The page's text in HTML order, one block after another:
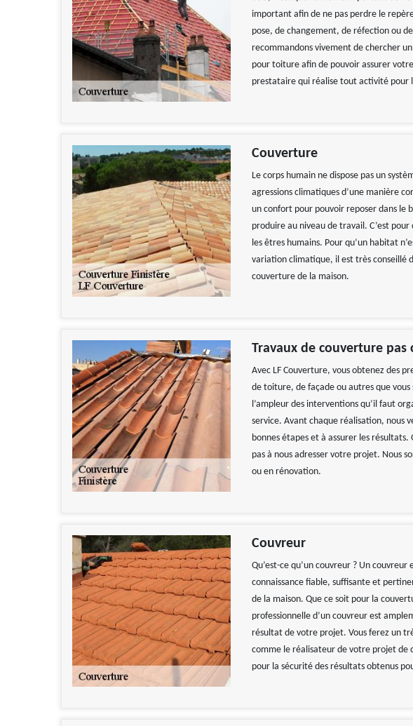
important afin de ne pas perdre le
pose, de changement, de réfection ou
recommandons vivement de chercher
pour toiture afin de pouvoir assurer
prestataire qui réalise tout activité pour
Couverture
Le corps humain ne dispose pas un
agressions climatiques d’une manière
un confort pour pouvoir reposer dans le
produire au niveau de travail. C’est
les êtres humains. Pour qu’un habitat
variation climatique, il est très conseillé
couverture de la maison.
Travaux de couverture pas
Avec LF Couverture, vous obtenez des
de toiture, de façade ou autres que
l’ampleur des interventions qu’il faut
service. Avant chaque réalisation, nous
bonnes étapes et à assurer les résultats.
pas à nous adresser votre projet. Nous
ou en rénovation.
Couvreur
Qu’est-ce qu’un couvreur ? Un
connaissance fiable, suffisante et
de la maison. Que ce soit pour la
professionnelle d’un couvreur est
résultat de votre projet. Vous ferez un
comme le réalisateur de votre projet
pour la sécurité des résultats obtenus